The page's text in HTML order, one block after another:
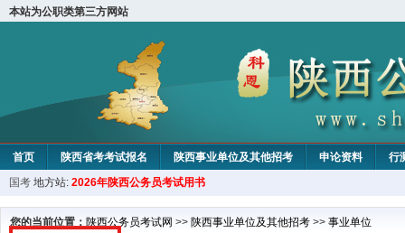
本站为公职类第三方网站
首页 陕西省考考试报名 陕西事业单位及其他招考 申论资料
行
国考 地方站: 2026年陕西公务员考试用书
您的当前位置： 陕西公务员考试网 >> 陕西事业单位及其他招考 >> 事业单位